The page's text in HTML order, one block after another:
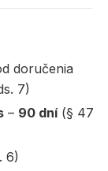
doručenia
7)
– 90 dní(§ 47
6)